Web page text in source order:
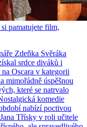
pamatujete film,
Zdeňka Svěráka
srdce diváků i
Oscara v kategorii
mimořádně úspěšnou
které se natrvalo
komedie
nabízí poctivou
Třísky v roli učitele